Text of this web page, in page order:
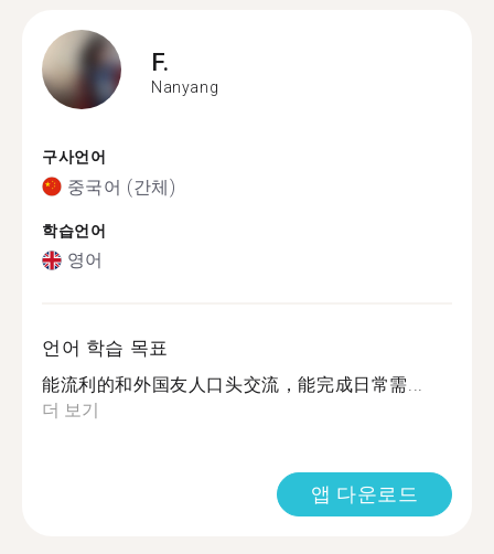
F.
Nanyang
구사언어
중국어 (간체)
학습언어
영어
언어 학습 목표
能流利的和外国友人口头交流，能完成日常需...
더 보기
앱 다운로드